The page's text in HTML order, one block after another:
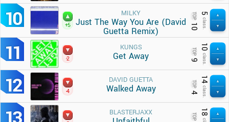
10 +5
MILKY
Just The Way You Are (David
Guetta Remix)
TOP
10
5
class.
11 -2
KUNGS
Get Away TOP
9
10
class.
12 -4
DAVID GUETTA
Walked Away TOP
4
14
class.
BLASTERJAXX TOP
18